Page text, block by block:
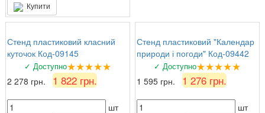
Купити
Стенд пластиковий класний
куточок Код-09145
✓ Доступно★★★★★
2 278 грн. 1 822 грн.
шт
Стенд пластиковий "Календар
природи і погоди" Код-09442
✓ Доступно★★★★★
1 595 грн. 1 276 грн.
шт